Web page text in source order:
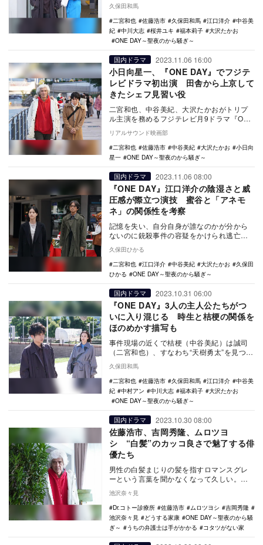
也）はもう一人…
久保田和馬
二宮和也
佐藤浩市 久保田和馬 江口洋介
中谷美
紀
中川大志 桜井ユキ 福本莉子
大沢たかお
ONE DAY～聖夜のから騒ぎ～
国内ドラマ 2023.11.06 16:00
小日向星一、『ONE DAY』でフジテ
レビドラマ初出演 田舎から上京して
きたシェフ見習い役
二宮和也、中谷美紀、大沢たかおがトリプ
ル主演を務めるフジテレビ月9ドラマ『ONE
DAY～聖夜のから騒ぎ～』の第6話に小日向
星一…
リアルサウンド映画部
二宮和也
佐藤浩市 中谷美紀 大沢たかお
小日向
星一
ONE DAY～聖夜のから騒ぎ～
国内ドラマ 2023.11.06 08:00
『ONE DAY』江口洋介の陰湿さと威
圧感が際立つ演技 蜜谷と「アネモ
ネ」の関係性を考察
記憶を失い、自分自身が誰なのかが分から
ないのに銃殺事件の容疑をかけられ逃亡中
に走り、特ダネ…
久保田ひかる
二宮和也
江口洋介 中谷美紀 大沢たかお
久保田
ひかる
ONE DAY～聖夜のから騒ぎ～
国内ドラマ 2023.10.31 06:00
『ONE DAY』3人の主人公たちがつ
いに入り混じる 時生と桔梗の関係を
ほのめかす描写も
事件現場の近くで桔梗（中谷美紀）は誠司
（二宮和也）、すなわち“天樹勇太”を見つけ
と返される…
久保田和馬
二宮和也
佐藤浩市 久保田和馬 江口洋介
中谷美
紀
中村アン 中川大志 福本莉子
大沢たかお
ONE DAY～聖夜のから騒ぎ～
国内ドラマ 2023.10.30 08:00
佐藤浩市、吉岡秀隆、ムロツヨ
シ “白髪”のカッコ良さで魅了する俳
優たち
男性の白髪まじりの髪を指すロマンスグレ
ーという言葉を聞かなくなって久しい。一
ヘアスタイルの…
池沢奈々見
Dr.コトー診療所
佐藤浩市 ムロツヨシ
吉岡秀隆
池沢奈々見
どうする家康
ONE DAY～聖夜のから騒
ぎ～
うちの弁護士は手がかかる コタツがない家